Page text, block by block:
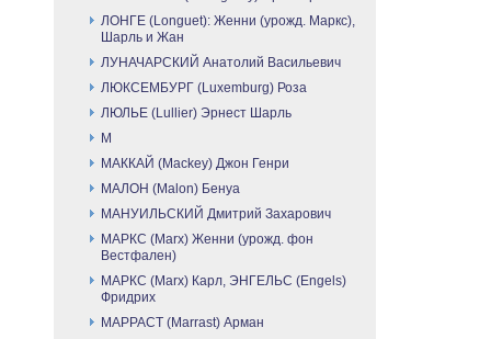
ЛОНГЕ (Longuet): Женни (урожд. Маркс),
Шарль и Жан
ЛУНАЧАРСКИЙ Анатолий Васильевич
ЛЮКСЕМБУРГ (Luxemburg) Роза
ЛЮЛЬЕ (Lullier) Эрнест Шарль
М
МАККАЙ (Mackey) Джон Генри
МАЛОН (Malon) Бенуа
МАНУИЛЬСКИЙ Дмитрий Захарович
МАРКС (Marx) Женни (урожд. фон
Вестфален)
МАРКС (Marx) Карл, ЭНГЕЛЬС (Engels)
Фридрих
МАРРАСТ (Marrast) Арман